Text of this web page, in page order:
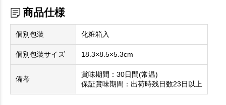
商品仕様
個別包装 化粧箱入
個別包装サイズ 18.3×8.5×5.3cm
備考
賞味期間：30日間(常温)
保証賞味期間：出荷時残日数23日以上